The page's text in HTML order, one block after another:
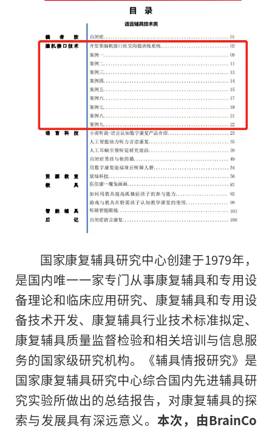
国家康复辅具研究中心创建于1979年，
是国内唯一一家专门从事康复辅具和专用设
备理论和临床应用研究、康复辅具和专用设
备技术开发、康复辅具行业技术标准拟定、
康复辅具质量监督检验和相关培训与信息服
务的国家级研究机构。《辅具情报研究》是
国家康复辅具研究中心综合国内先进辅具研
究实验所做出的总结报告，对康复辅具的探
索与发展具有深远意义。 本次，由BrainCo